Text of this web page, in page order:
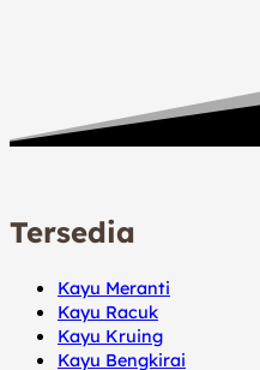
Tersedia
Kayu Meranti
Kayu Racuk
Kayu Kruing
Kayu Bengkirai